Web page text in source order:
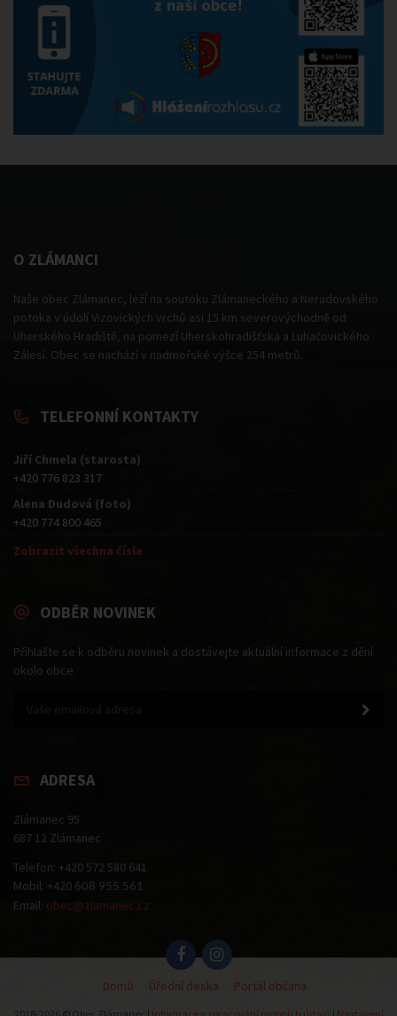
O ZLÁMANCI
Naše obec Zlámanec, leží na soutoku Zlámaneckého a Neradovského
potoka v údolí Vizovických vrchů asi 15 km severovýchodně od
Uherského Hradiště, na pomezí Uherskohradišťska a Luhačovického
Zálesí. Obec se nachází v nadmořské výšce 254 metrů.
TELEFONNÍ KONTAKTY
Jiří Chmela (starosta)
+420 776 823 317
Alena Dudová (foto)
+420 774 800 465
Zobrazit všechna čísla
ODBĚR NOVINEK
Přihlašte se k odběru novinek a dostávejte aktuální informace z dění
okolo obce.
ADRESA
Zlámanec 95
687 12 Zlámanec
Telefon: +420 572 580 641
Mobil: +420 608 955 561
Email: obec@zlamanec.cz
Domů Úřední deska Portál občana